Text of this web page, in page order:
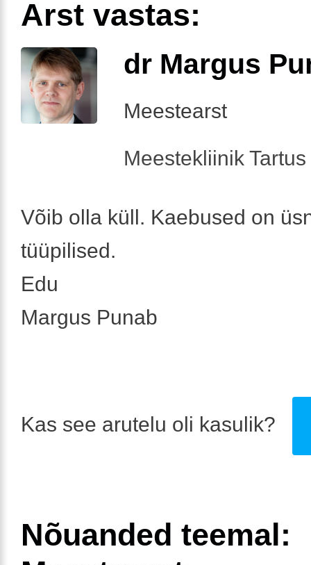
Arst vastas:
dr Margus
Meestearst
Meestekliinik
Võib olla küll. Kaebused on
tüüpilised.
Edu
Margus Punab
Kas see arutelu oli kasulik?
Nõuanded teemal: